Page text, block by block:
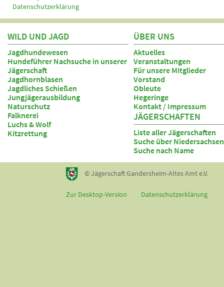
Datenschutzerklärung
WILD UND JAGD
Jagdhundewesen
Hundeführer Nachsuche in unserer
Jägerschaft
Jagdhornblasen
Jagdliches Schießen
Jungjägerausbildung
Naturschutz
Falknerei
Luchs & Wolf
Kitzrettung
ÜBER UNS
Aktuelles
Veranstaltungen
Für unsere Mitglieder
Vorstand
Obleute
Hegeringe
Kontakt / Impressum
JÄGERSCHAFTEN
Liste aller Jägerschaften
Suche über
Suche nach Name
© Jägerschaft Gandersheim-Altes Amt e.V.
Zur Desktop-Version Datenschutzerklärung